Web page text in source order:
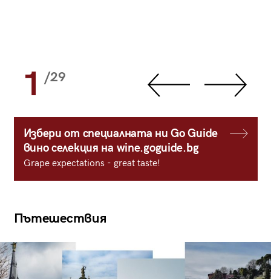
1 /29
Избери от специалната ни Go Guide
вино селекция на wine.goguide.bg
Grape expectations - great taste!
Пътешествия